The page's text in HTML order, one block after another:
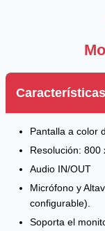
Pantalla a color
Resolución: 800
Audio IN/OUT
Micrófono y
configurable).
Soporta el